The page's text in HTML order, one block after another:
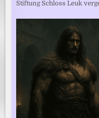
Stiftung Schloss Leuk